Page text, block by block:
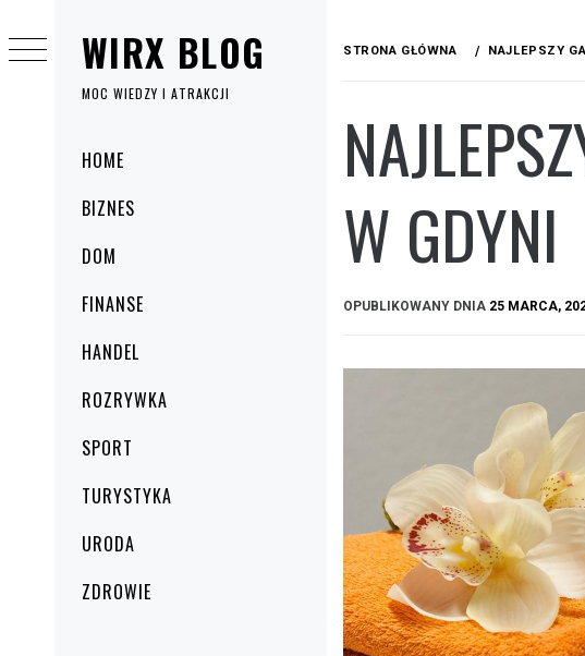
WIRX BLOG
MOC WIEDZY I ATRAKCJI
Menu
główne
HOME
BIZNES
DOM
FINANSE
HANDEL
ROZRYWKA
SPORT
TURYSTYKA
URODA
ZDROWIE
do
treści
STRONA GŁÓWNA NAJLEPSZY
W GDYNI
OPUBLIKOWANY DNIA 25 MARCA,